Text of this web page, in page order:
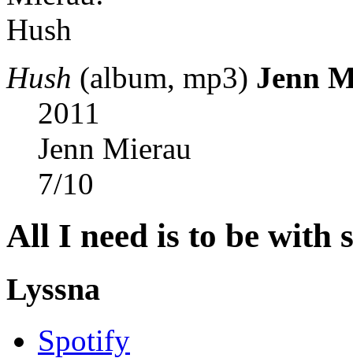
Hush (album, mp3) Jenn
2011
Jenn Mierau
7/10
All I need is to be with
Lyssna
Spotify